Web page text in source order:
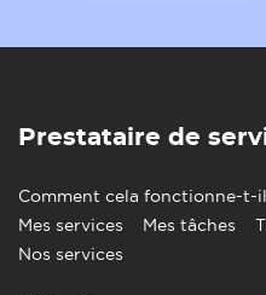
Prestataire de
Comment cela fonctionne-t-
Mes services
Mes tâches
Nos services